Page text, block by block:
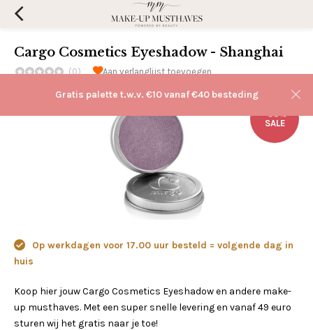
Gratis palette t.w.v. €10 vanaf €40 besteding
Cargo Cosmetics Eyeshadow - Shanghai
(0) Aan verlanglijst toevoegen
-50%
SALE
Op werkdagen voor 17.00 uur besteld = volgende dag in
huis
Koop hier jouw Cargo Cosmetics Eyeshadow en andere make-
up musthaves. Met een super snelle levering en vanaf 49 euro
sturen wij het gratis naar je toe!